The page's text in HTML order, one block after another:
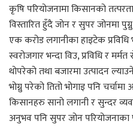
कृषि परियोजनामा किसानको
विस्तारित हुँदै जोन र सुपर जोनमा
एक करोड लगानीका हाइटेक
स्वरोजगार भन्दा विउ, प्रविधि र
थोपरेको तथा बजारमा उत्पादन
भोग्नु परेको तितो भोगाइ पनि
किसानहरु सानो लगानी र सुन्दर
अनुभव पनि सुपर जोन